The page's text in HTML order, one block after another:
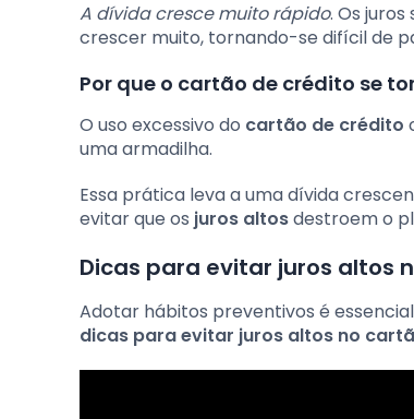
A dívida cresce muito rápido. Os
crescer muito, tornando-se difícil de
Por que o cartão de crédito se
O uso excessivo do cartão de crédito
uma armadilha.
Essa prática leva a uma dívida
evitar que os juros altosdestroem o
Dicas para evitar juros altos
Adotar hábitos preventivos é
dicas para evitar juros altos no